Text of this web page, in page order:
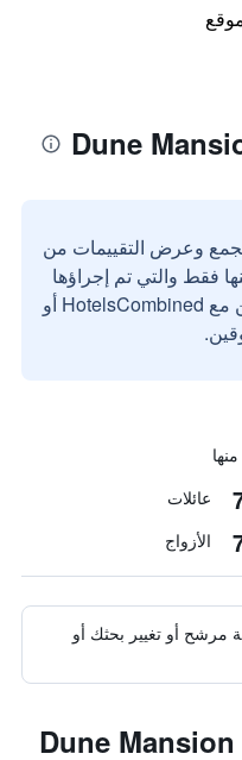
وعرض التقييمات من
فقط والتي تم إجراؤها
بواسطة مستخدمين حقيقيين مع HotelsCombined أو
عائلات
الأزواج
مرشح أو تغيير بحثك أو